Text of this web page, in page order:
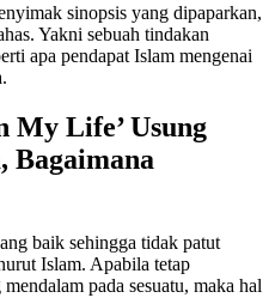
sinopsis yang dipaparkan,
Yakni sebuah tindakan
apa pendapat Islam mengenai
My Life’ Usung
Bagaimana
baik sehingga tidak patut
Islam. Apabila tetap
pada sesuatu, maka hal